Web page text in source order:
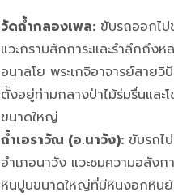
วัดถ้ำกลองเพล: ขับรถออกไป
แวะกราบสักการะและรำลึกถึงห
อนาลโย พระเกจิอาจารย์สายวิ
ตั้งอยู่ท่ามกลางป่าไม้ร่มรื่นและ
ขนาดใหญ่
ถ้ำเอราวัณ (อ.นาวัง): ขับรถไ
อำเภอนาวัง แวะชมความอลังก
หินปูนขนาดใหญ่ที่มีหินงอกหิน